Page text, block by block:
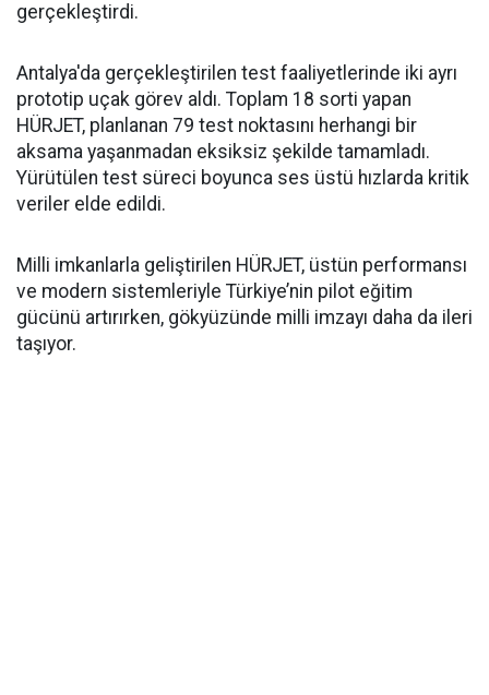
gerçekleştirdi.
Antalya'da gerçekleştirilen test faaliyetlerinde iki ayrı
prototip uçak görev aldı. Toplam 18 sorti yapan
HÜRJET, planlanan 79 test noktasını herhangi bir
aksama yaşanmadan eksiksiz şekilde tamamladı.
Yürütülen test süreci boyunca ses üstü hızlarda kritik
veriler elde edildi.
Milli imkanlarla geliştirilen HÜRJET, üstün performansı
ve modern sistemleriyle Türkiye’nin pilot eğitim
gücünü artırırken, gökyüzünde milli imzayı daha da ileri
taşıyor.